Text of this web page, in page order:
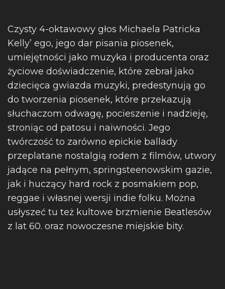
Czysty 4-oktawowy głos Michaela Patricka
Kelly’ ego, jego dar pisania piosenek,
umiejętności jako muzyka i producenta oraz
życiowe doświadczenie, które zebrał jako
dziecięca gwiazda muzyki, predestynują go
do tworzenia piosenek, które przekazują
słuchaczom odwagę, pocieszenie i nadzieję,
stroniąc od patosu i naiwności. Jego
twórczość to zarówno epickie ballady
przeplatane nostalgią rodem z filmów, utwory
jadące na pełnym, springsteenowskim gazie,
jak i huczący hard rock z posmakiem pop,
reggae i własnej wersji indie folku. Można
usłyszeć tu też kultowe brzmienie Beatlesów
z lat 60. oraz nowoczesne miejskie bity.